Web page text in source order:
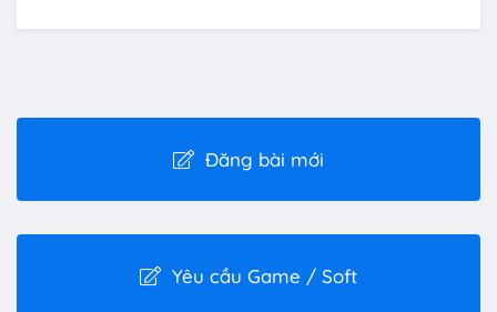
Đăng bài mới
Yêu cầu Game / Soft